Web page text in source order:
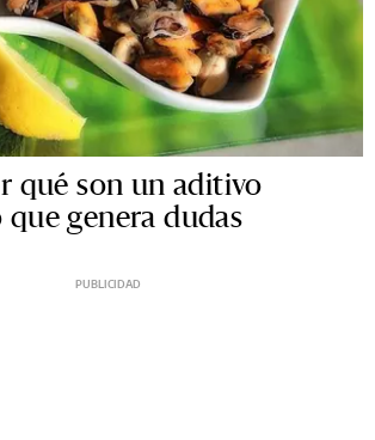
qué son un aditivo
genera dudas